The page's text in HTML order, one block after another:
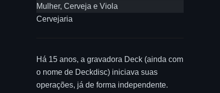
Mulher, Cerveja e Viola
Cervejaria
Há 15 anos, a gravadora Deck (ainda com
o nome de Deckdisc) iniciava suas
operações, já de forma independente.